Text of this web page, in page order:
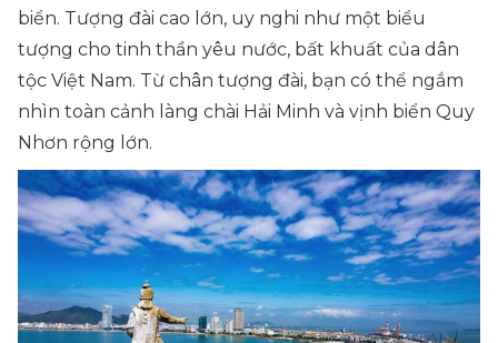
biển. Tượng đài cao lớn, uy nghi như một biểu
tượng cho tinh thần yêu nước, bất khuất của dân
tộc Việt Nam. Từ chân tượng đài, bạn có thể ngắm
nhìn toàn cảnh làng chài Hải Minh và vịnh biển Quy
Nhơn rộng lớn.